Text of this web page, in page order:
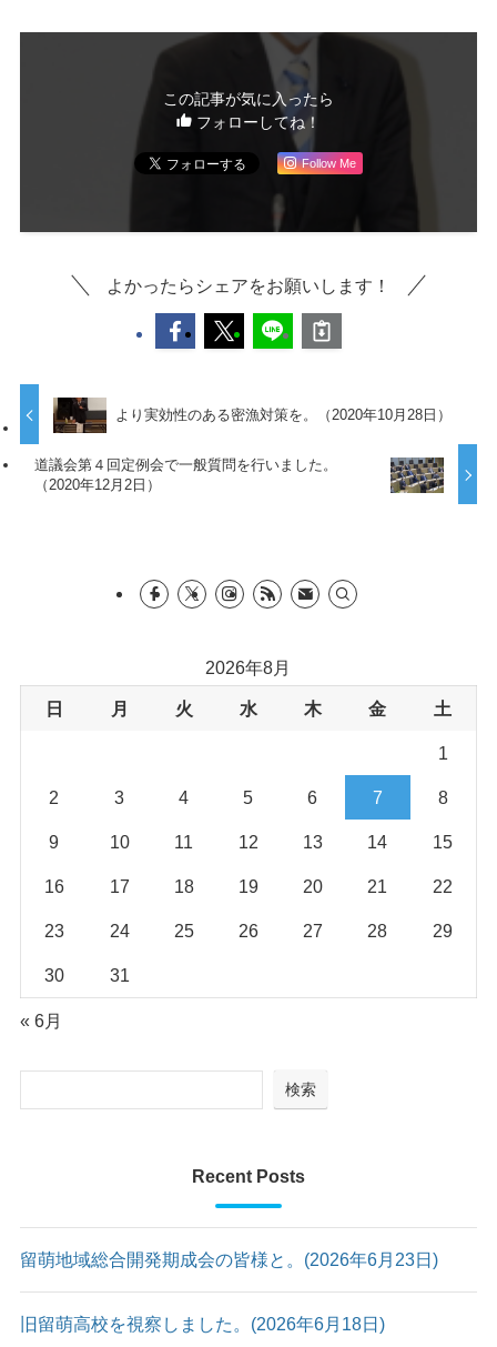
この記事が気に入ったら
フォローしてね！
Follow Me
よかったらシェアをお願いします！
より実効性のある密漁対策を。（2020年10月28日）
道議会第４回定例会で一般質問を行いました。
（2020年12月2日）
2026年8月
日 月 火 水 木 金 土
1
2 3 4 5 6 7 8
9 10 11 12 13 14 15
16 17 18 19 20 21 22
23 24 25 26 27 28 29
30 31
« 6月
検索
Recent Posts
留萌地域総合開発期成会の皆様と。(2026年6月23日)
旧留萌高校を視察しました。(2026年6月18日)